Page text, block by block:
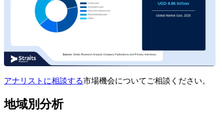
アナリストに相談する市場機会についてご相談ください。
地域別分析